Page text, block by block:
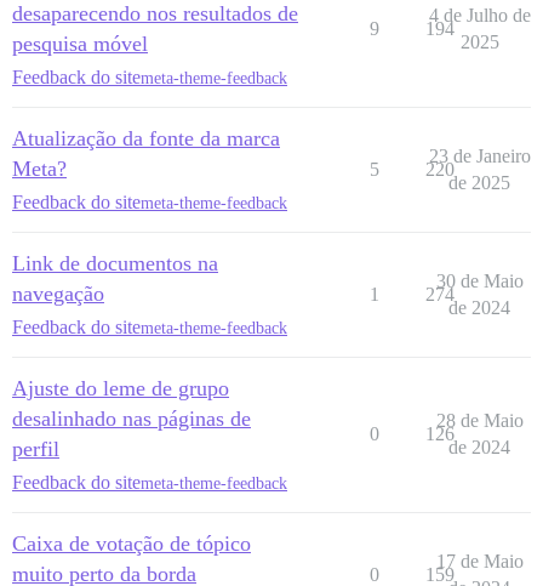
desaparecendo nos resultados de
pesquisa móvel
Feedback do sitemeta-theme-feedback
9 194
4 de Julho de
2025
Atualização da fonte da marca
Meta?
Feedback do sitemeta-theme-feedback
5 220
23 de Janeiro
de 2025
Link de documentos na
navegação
Feedback do sitemeta-theme-feedback
1 274
30 de Maio
de 2024
Ajuste do leme de grupo
desalinhado nas páginas de
perfil
Feedback do sitemeta-theme-feedback
0 126
28 de Maio
de 2024
Caixa de votação de tópico
muito perto da borda
0 159
17 de Maio